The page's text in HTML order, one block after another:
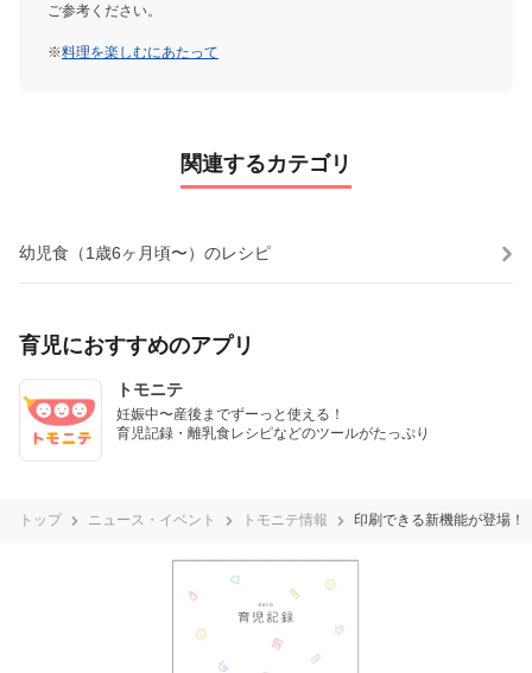
ご参考ください。
※料理を楽しむにあたって
関連するカテゴリ
幼児食（1歳6ヶ月頃〜）のレシピ
育児におすすめのアプリ
トモニテ
妊娠中〜産後までずーっと使える！
育児記録・離乳食レシピなどのツールがたっぷり
トップ ニュース・イベント トモニテ情報 印刷できる新機能が登場